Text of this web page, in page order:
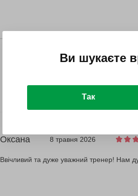
Оксана 8 травня 2026
Ввічливий та дуже уважний тренер! Нам
Ви шукаєте
Так